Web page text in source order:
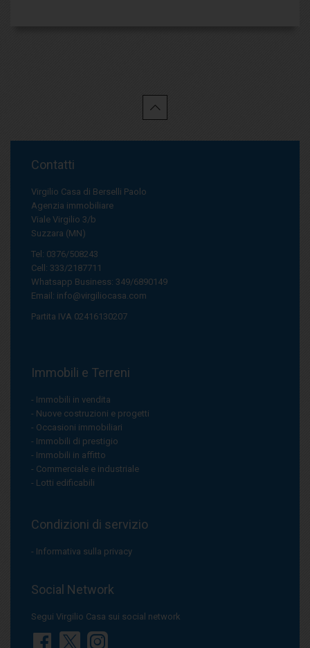
Contatti
Virgilio Casa di Berselli Paolo
Agenzia immobiliare
Viale Virgilio 3/b
Suzzara (MN)
Tel: 0376/508243
Cell: 333/2187711
Whatsapp Business: 349/6890149
Email: info@virgiliocasa.com
Partita IVA 02416130207
Immobili e Terreni
Immobili in vendita
Nuove costruzioni e progetti
Occasioni immobiliari
Immobili di prestigio
Immobili in affitto
Commerciale e industriale
Lotti edificabili
Condizioni di servizio
Informativa sulla privacy
Social Network
Segui Virgilio Casa sui social network